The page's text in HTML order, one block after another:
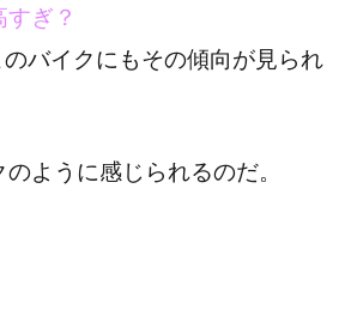
ぎ？
バイクにもその傾向が見られ
ように感じられるのだ。